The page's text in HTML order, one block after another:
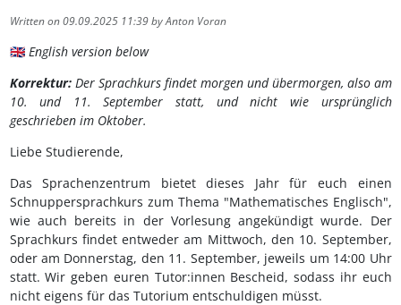
Written on 09.09.2025 11:39 by Anton Voran
🇬🇧 English version below
Korrektur: Der Sprachkurs findet morgen und übermorgen, also am
10. und 11. September statt, und nicht wie ursprünglich
geschrieben im Oktober.
Liebe Studierende,
Das Sprachenzentrum bietet dieses Jahr für euch einen
Schnuppersprachkurs zum Thema "Mathematisches Englisch",
wie auch bereits in der Vorlesung angekündigt wurde. Der
Sprachkurs findet entweder am Mittwoch, den 10. September,
oder am Donnerstag, den 11. September, jeweils um 14:00 Uhr
statt. Wir geben euren Tutor:innen Bescheid, sodass ihr euch
nicht eigens für das Tutorium entschuldigen müsst.